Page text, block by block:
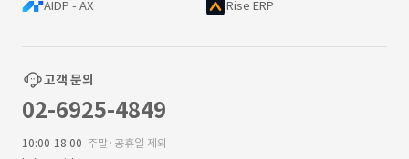
AIDP - AX Rise ERP
고객 문의
02-6925-4849
10:00-18:00 주말·공휴일 제외